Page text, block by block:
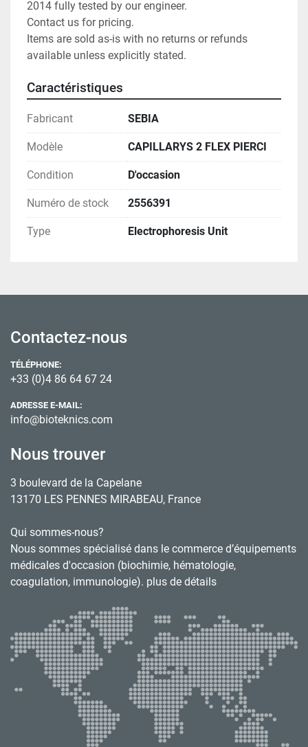
2014 fully tested by our engineer.
Contact us for pricing.
Items are sold as-is with no returns or refunds
available unless explicitly stated.
Caractéristiques
Fabricant SEBIA
Modèle CAPILLARYS 2 FLEX PIERCI
Condition D'occasion
Numéro de stock 2556391
Type Electrophoresis Unit
Contactez-nous
TÉLÉPHONE:
+33 (0)4 86 64 67 24
ADRESSE E-MAIL:
info@bioteknics.com
Nous trouver
3 boulevard de la Capelane
13170 LES PENNES MIRABEAU, France
Qui sommes-nous?
Nous sommes spécialisé dans le commerce d’équipements
médicales d'occasion (biochimie, hématologie,
coagulation, immunologie). plus de détails